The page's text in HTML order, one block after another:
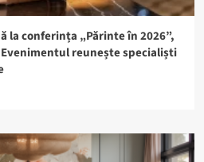
la conferința „Părinte în 2026”,
reunește specialiști